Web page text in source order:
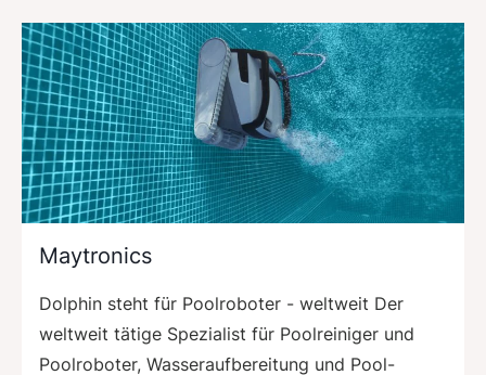
Maytronics
Dolphin steht für Poolroboter - weltweit Der
weltweit tätige Spezialist für Poolreiniger und
Poolroboter, Wasseraufbereitung und Pool-